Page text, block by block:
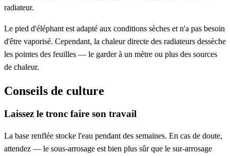
radiateur.
Le pied d'éléphant est adapté aux conditions sèches et n'a pas besoin
d'être vaporisé. Cependant, la chaleur directe des radiateurs dessèche
les pointes des feuilles — le garder à un mètre ou plus des sources
de chaleur.
Conseils de culture
Laissez le tronc faire son travail
La base renflée stocke l'eau pendant des semaines. En cas de doute,
attendez — le sous-arrosage est bien plus sûr que le sur-arrosage